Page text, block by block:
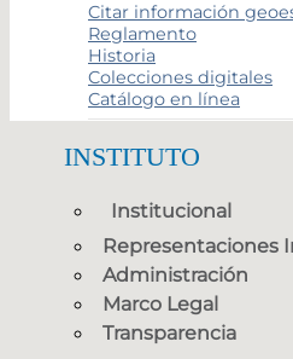
Citar información
Reglamento
Historia
Colecciones digitales
Catálogo en línea
INSTITUTO
Institucional
Representaciones
Administración
Marco Legal
Transparencia